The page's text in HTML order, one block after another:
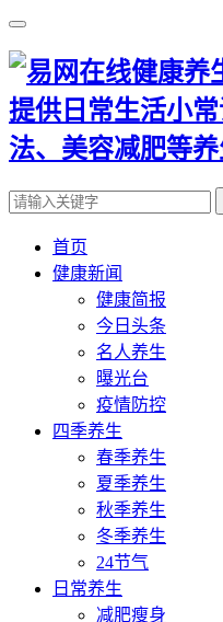
首页
健康新闻
健康简报
今日头条
名人养生
曝光台
疫情防控
四季养生
春季养生
夏季养生
秋季养生
冬季养生
24节气
日常养生
减肥瘦身